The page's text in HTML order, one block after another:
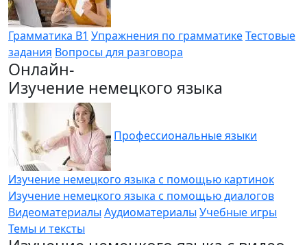
Грамматика B1 Упражнения по грамматикеТестовые
задания Вопросы для разговора
Онлайн-
Изучение немецкого языка
Профессиональные языки
Изучение немецкого языка с помощью картинок
Изучение немецкого языка с помощью диалогов
Видеоматериалы Аудиоматериалы Учебные игры
Темы и тексты